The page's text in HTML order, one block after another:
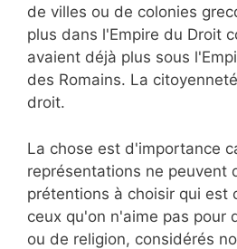
de villes ou de colonies
plus dans l'Empire du Droit
avaient déjà plus sous
des Romains. La
droit.
La chose est d'importance
représentations ne peuvent
prétentions à choisir qui est
ceux qu'on n'aime pas pour
ou de religion, considérés